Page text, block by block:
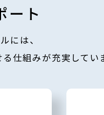
ート
には、
仕組みが充実してい